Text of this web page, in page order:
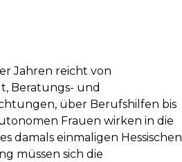
Jahren reicht von
Beratungs- und
über Berufshilfen bis
Frauen wirken in die
damals einmaligen Hessischen
müssen sich die